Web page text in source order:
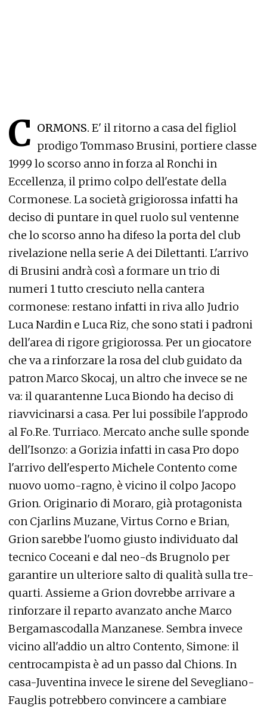
C ORMONS. E' il ritorno a casa del figliol
prodigo Tommaso Brusini, portiere classe
1999 lo scorso anno in forza al Ronchi in
Eccellenza, il primo colpo dell'estate della
Cormonese. La società grigiorossa infatti ha
deciso di puntare in quel ruolo sul ventenne
che lo scorso anno ha difeso la porta del club
rivelazione nella serie A dei Dilettanti. L'arrivo
di Brusini andrà così a formare un trio di
numeri 1 tutto cresciuto nella cantera
cormonese: restano infatti in riva allo Judrio
Luca Nardin e Luca Riz, che sono stati i padroni
dell'area di rigore grigiorossa. Per un giocatore
che va a rinforzare la rosa del club guidato da
patron Marco Skocaj, un altro che invece se ne
va: il quarantenne Luca Biondo ha deciso di
riavvicinarsi a casa. Per lui possibile l'approdo
al Fo.Re. Turriaco. Mercato anche sulle sponde
dell'Isonzo: a Gorizia infatti in casa Pro dopo
l'arrivo dell'esperto Michele Contento come
nuovo uomo-ragno, è vicino il colpo Jacopo
Grion. Originario di Moraro, già protagonista
con Cjarlins Muzane, Virtus Corno e Brian,
Grion sarebbe l'uomo giusto individuato dal
tecnico Coceani e dal neo-ds Brugnolo per
garantire un ulteriore salto di qualità sulla tre-
quarti. Assieme a Grion dovrebbe arrivare a
rinforzare il reparto avanzato anche Marco
Bergamascodalla Manzanese. Sembra invece
vicino all'addio un altro Contento, Simone: il
centrocampista è ad un passo dal Chions. In
casa-Juventina invece le sirene del Sevegliano-
Fauglis potrebbero convincere a cambiare